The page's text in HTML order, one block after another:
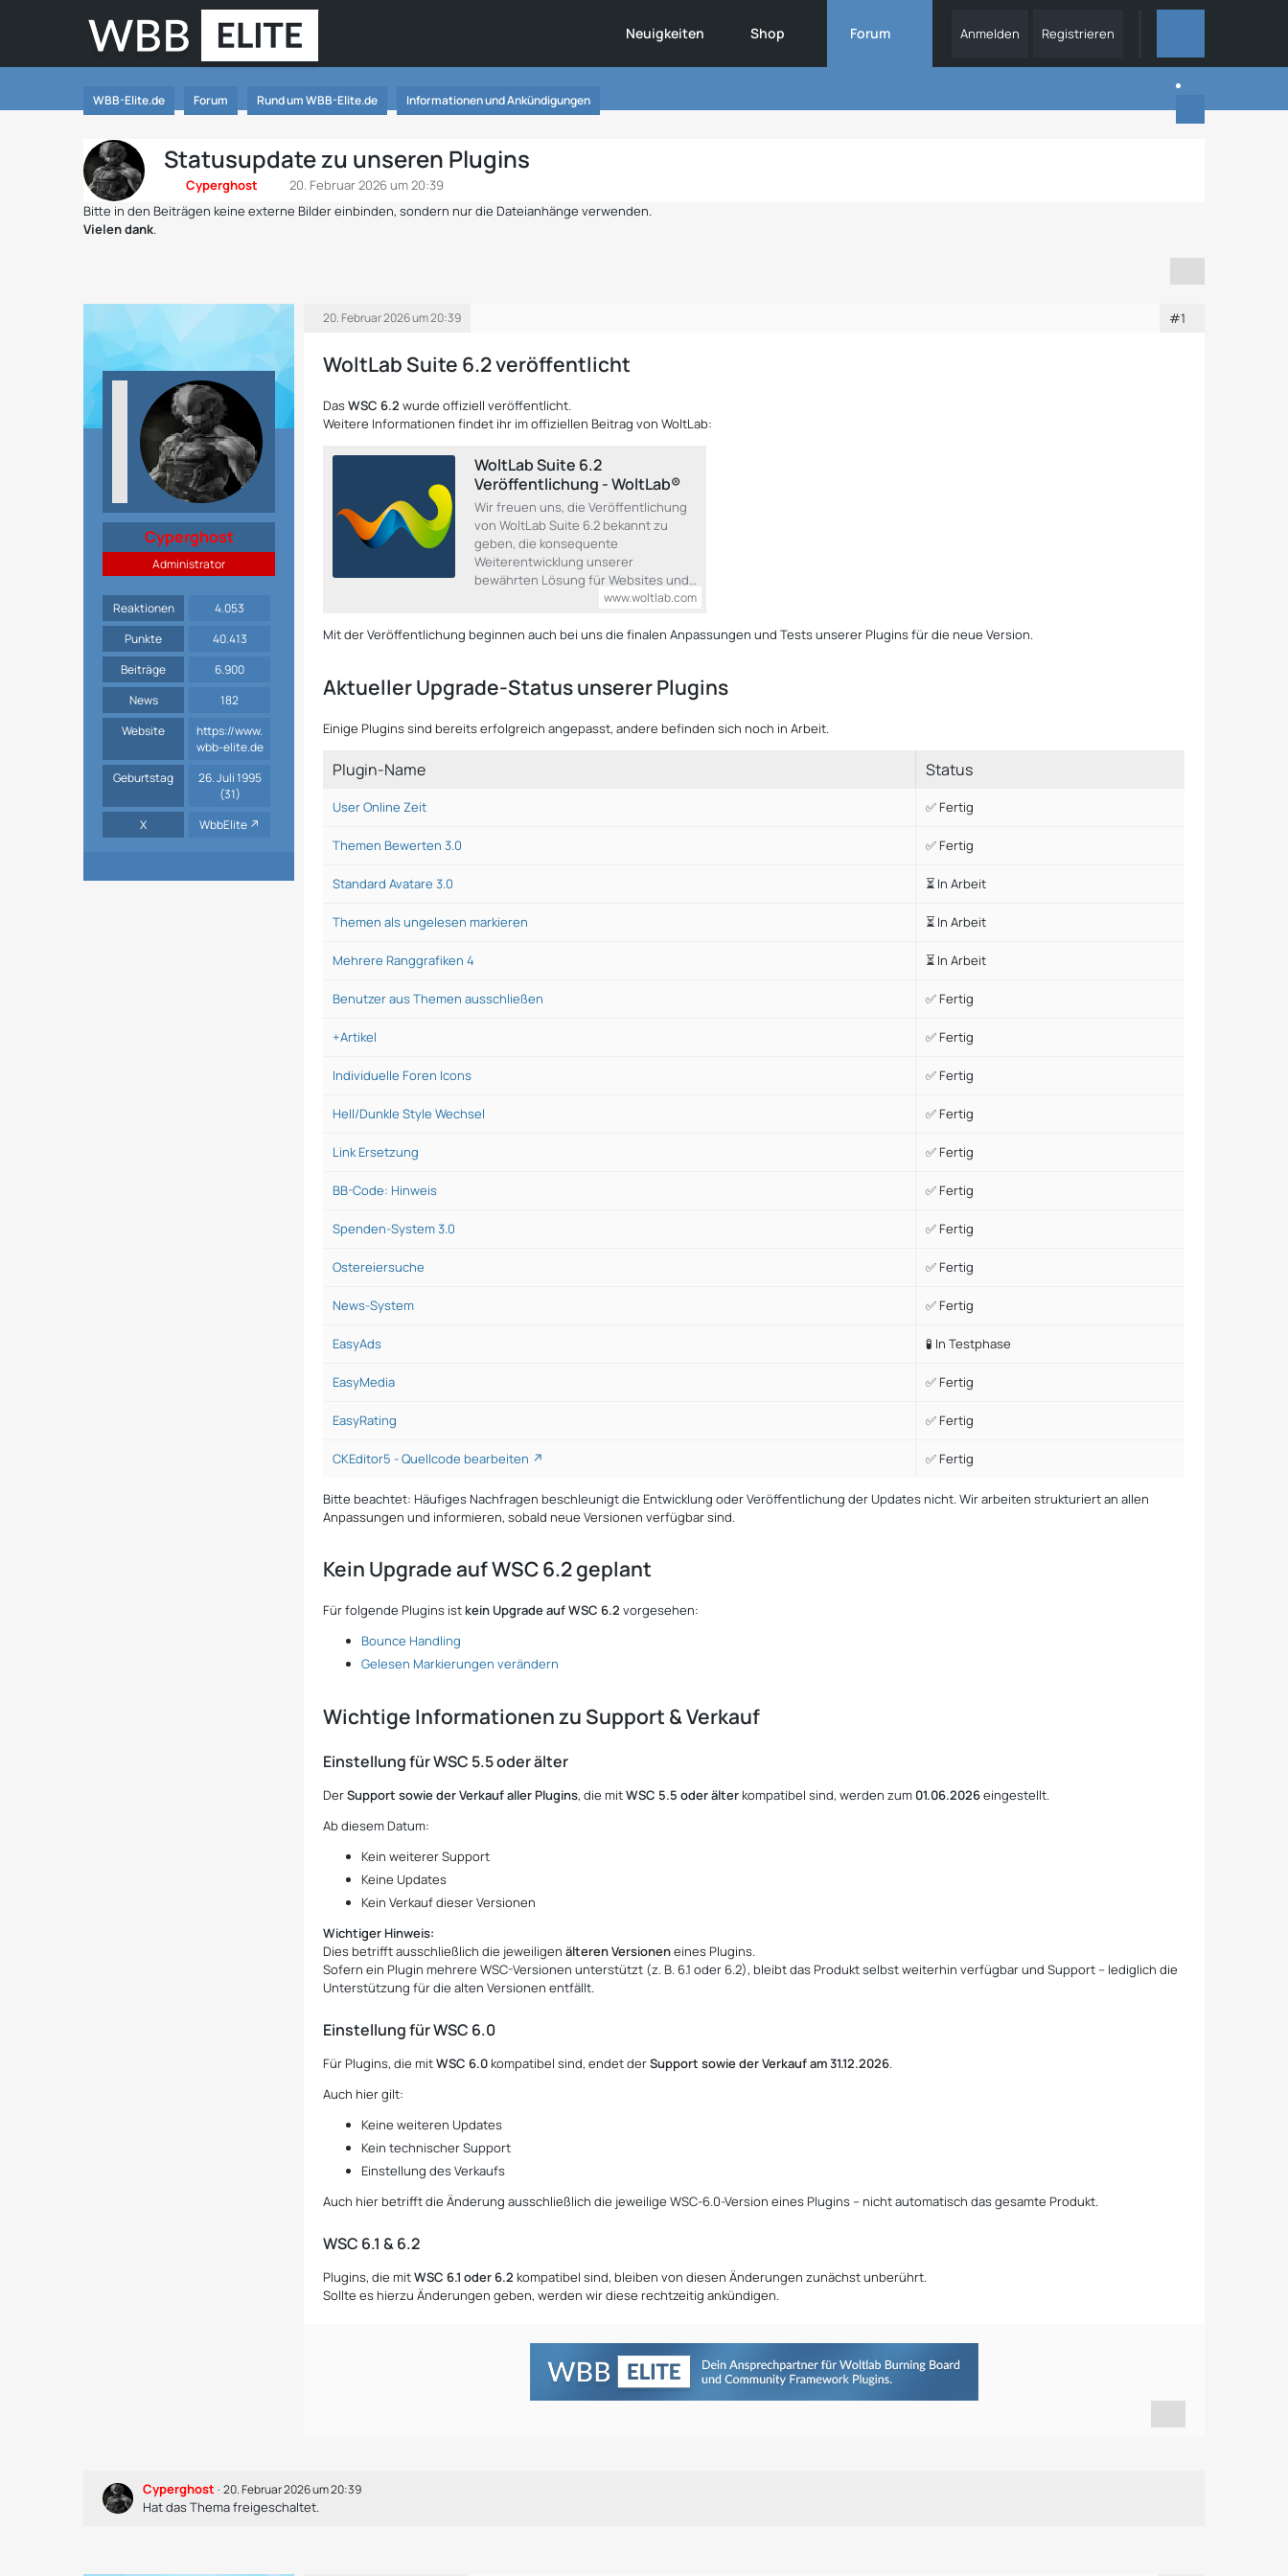
Neuigkeiten Shop Forum Anmelden Registrieren
WBB-Elite.de Forum Rund um WBB-Elite.de Informationen und Ankündigungen
Statusupdate zu unseren Plugins
Cyperghost
20. Februar 2026 um 20:39
Bitte in den Beiträgen keine externe Bilder einbinden, sondern nur die Dateianhänge verwenden.
Vielen dank.
Cyperghost
Administrator
Reaktionen
4.053
Punkte
40.413
Beiträge
6.900
News
182
Website
https://www.
wbb-elite.de
Geburtstag
26. Juli 1995
(31)
X
WbbElite
20. Februar 2026 um 20:39 #1
WoltLab Suite 6.2 veröffentlicht
DasWSC 6.2 wurde offiziell veröffentlicht.
Weitere Informationen findet ihr im offiziellen Beitrag von WoltLab:
WoltLab Suite 6.2
Veröffentlichung - WoltLab®
Wir freuen uns, die Veröffentlichung
von WoltLab Suite 6.2 bekannt zu
geben, die konsequente
Weiterentwicklung unserer
bewährten Lösung für Websites und…
www.woltlab.com
Mit der Veröffentlichung beginnen auch bei uns die finalen Anpassungen und Tests unserer Plugins für die neue Version.
Aktueller Upgrade-Status unserer Plugins
Einige Plugins sind bereits erfolgreich angepasst, andere befinden sich noch in Arbeit.
Plugin-Name Status
User Online Zeit ✅ Fertig
Themen Bewerten 3.0 ✅ Fertig
Standard Avatare 3.0 ⏳ In Arbeit
Themen als ungelesen markieren ⏳ In Arbeit
Mehrere Ranggrafiken 4 ⏳ In Arbeit
Benutzer aus Themen ausschließen ✅ Fertig
+Artikel ✅ Fertig
Individuelle Foren Icons ✅ Fertig
Hell/Dunkle Style Wechsel ✅ Fertig
Link Ersetzung ✅ Fertig
BB-Code: Hinweis ✅ Fertig
Spenden-System 3.0 ✅ Fertig
Ostereiersuche ✅ Fertig
News-System ✅ Fertig
EasyAds 🧪 In Testphase
EasyMedia ✅ Fertig
EasyRating ✅ Fertig
CKEditor5 - Quellcode bearbeiten ✅ Fertig
Bitte beachtet: Häufiges Nachfragen beschleunigt die Entwicklung oder Veröffentlichung der Updates nicht. Wir arbeiten strukturiert an allen
Anpassungen und informieren, sobald neue Versionen verfügbar sind.
Kein Upgrade auf WSC 6.2 geplant
Für folgende Plugins ist kein Upgrade auf WSC 6.2 vorgesehen:
Bounce Handling
Gelesen Markierungen verändern
Wichtige Informationen zu Support & Verkauf
Einstellung für WSC 5.5 oder älter
DerSupport sowie der Verkauf aller Plugins, die mitWSC 5.5 oder älter kompatibel sind, werden zum 01.06.2026eingestellt.
Ab diesem Datum:
Kein weiterer Support
Keine Updates
Kein Verkauf dieser Versionen
Wichtiger Hinweis:
Dies betrifft ausschließlich die jeweiligenälteren Versioneneines Plugins.
Sofern ein Plugin mehrere WSC-Versionen unterstützt (z. B. 6.1 oder 6.2), bleibt das Produkt selbst weiterhin verfügbar und Support – lediglich die
Unterstützung für die alten Versionen entfällt.
Einstellung für WSC 6.0
Für Plugins, die mitWSC 6.0 kompatibel sind, endet derSupport sowie der Verkauf am 31.12.2026
Auch hier gilt:
Keine weiteren Updates
Kein technischer Support
Einstellung des Verkaufs
Auch hier betrifft die Änderung ausschließlich die jeweilige WSC-6.0-Version eines Plugins – nicht automatisch das gesamte Produkt.
WSC 6.1 & 6.2
Plugins, die mitWSC 6.1 oder 6.2 kompatibel sind, bleiben von diesen Änderungen zunächst unberührt.
Sollte es hierzu Änderungen geben, werden wir diese rechtzeitig ankündigen.
Cyperghost 20. Februar 2026 um 20:39
Hat das Thema freigeschaltet.